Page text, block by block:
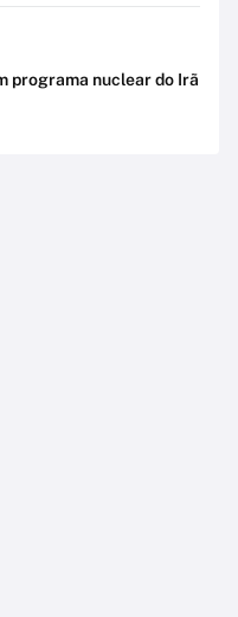
programa nuclear do Irã